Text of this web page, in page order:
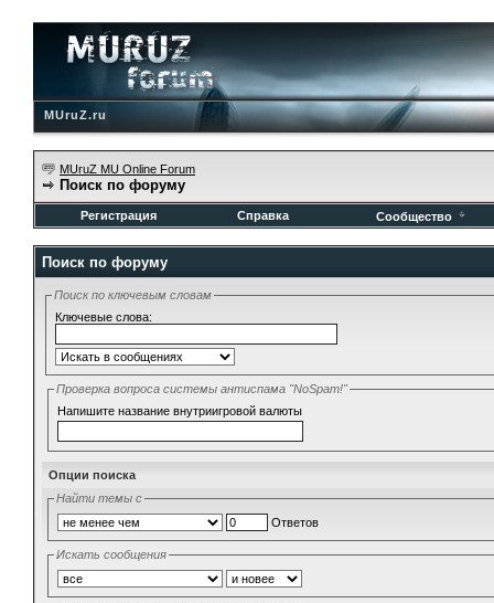
MUruZ.ru
MUruZ MU Online Forum
Поиск по форуму
Регистрация Справка Сообщество
Поиск по форуму
Поиск по ключевым словам
Ключевые слова:
Проверка вопроса системы антиспама "NoSpam!"
Напишите название внутриигровой валюты
Опции поиска
Найти темы с
Ответов
Искать сообщения